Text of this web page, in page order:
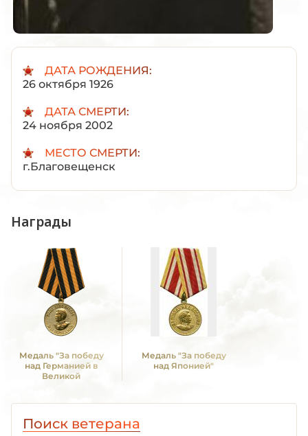
ДАТА РОЖДЕНИЯ:
26 октября 1926
ДАТА СМЕРТИ:
24 ноября 2002
МЕСТО СМЕРТИ:
г.Благовещенск
Награды
Медаль "За победу
над Германией в
Великой
Медаль "За победу
над Японией"
Поиск ветерана